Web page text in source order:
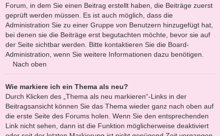
Forum, in dem Sie einen Beitrag erstellt haben, die Beiträge zuerst
geprüft werden müssen. Es ist auch möglich, dass die
Administration Sie zu einer Gruppe von Benutzern hinzugefügt hat,
bei denen sie die Beiträge erst begutachten möchte, bevor sie auf
der Seite sichtbar werden. Bitte kontaktieren Sie die Board-
Administration, wenn Sie weitere Informationen dazu benötigen.
Nach oben
Wie markiere ich ein Thema als neu?
Durch Klicken des „Thema als neu markieren“-Links in der
Beitragsansicht können Sie das Thema wieder ganz nach oben auf
die erste Seite des Forums holen. Wenn Sie den entsprechenden
Link nicht sehen, dann ist die Funktion möglicherweise deaktiviert